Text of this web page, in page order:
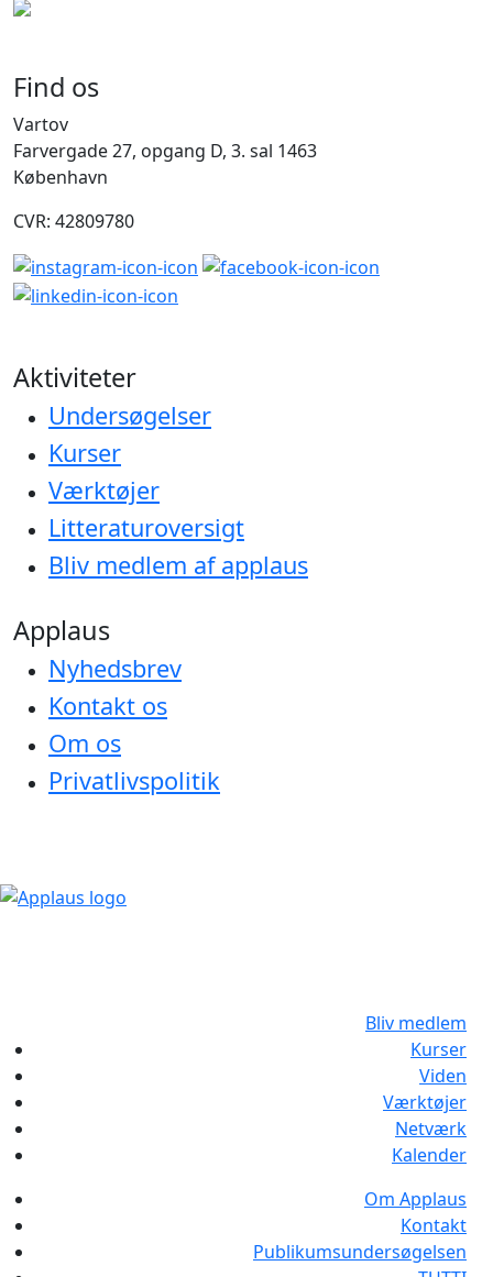
Find os
Vartov
Farvergade 27, opgang D, 3. sal 1463
København
CVR: 42809780
Aktiviteter
Undersøgelser
Kurser
Værktøjer
Litteraturoversigt
Bliv medlem af applaus
Applaus
Nyhedsbrev
Kontakt os
Om os
Privatlivspolitik
Bliv medlem
Kurser
Viden
Værktøjer
Netværk
Kalender
Om Applaus
Kontakt
Publikumsundersøgelsen